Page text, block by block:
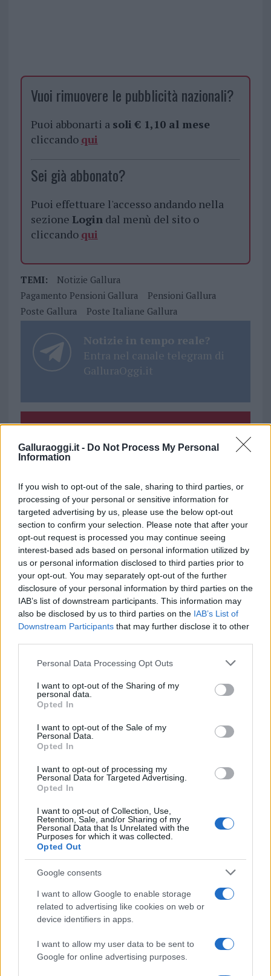
Galluraoggi.it - Do Not Process My Personal
Information
If you wish to opt-out of the sale, sharing to third parties, or
processing of your personal or sensitive information for
targeted advertising by us, please use the below opt-out
section to confirm your selection. Please note that after your
opt-out request is processed you may continue seeing
interest-based ads based on personal information utilized by
us or personal information disclosed to third parties prior to
your opt-out. You may separately opt-out of the further
disclosure of your personal information by third parties on the
IAB’s list of downstream participants. This information may
also be disclosed by us to third parties on the IAB’s List of
Downstream Participants that may further disclose it to other
Please note that this website/app uses one or more Google
not limited to your visit or usage behaviour. You may click to
grant or deny consent to Google and its third-party tags to
use your data for below specified purposes in below Google
consent section.
Personal Data Processing Opt Outs
I want to opt-out of the Sharing of my
personal data.
Opted In
I want to opt-out of the Sale of my
Personal Data.
Opted In
I want to opt-out of processing my
Personal Data for Targeted Advertising.
Opted In
I want to opt-out of Collection, Use,
Retention, Sale, and/or Sharing of my
Personal Data that Is Unrelated with the
Purposes for which it was collected.
Opted Out
Google consents
I want to allow Google to enable storage
related to advertising like cookies on web or
device identifiers in apps.
I want to allow my user data to be sent to
Google for online advertising purposes.
Vuoi rimuovere le pubblicità nazionali?
Puoi abbonarti a soli € 1,10 al mese
cliccando qui
Sei già abbonato?
Puoi effettuare l'accesso andando nella
sezione Logindal menù del sito o
cliccando qui
TEMI:
Notizie Gallura
Pagamento Pensioni Gallura
Pensioni Gallura
Poste Gallura
Poste Italiane Gallura
Notizie in tempo reale?
Entra nel canale telegram di
GalluraOggi.it
i tuoi video e le tue foto
Ricevi le nostre ultime news
daGoogle News
Condividi l'articolo
F
a
ce
b
o
o
k
T
w
it
te
r
Pi
n
te
st
W
h
at
A
p
S
h
a
Articolo precedente
Le previsioni meteo per il weekend a Olbia e in
Gallura
Michelle Hunziker in Gallura, bella anche dal
vivo: un amico vip svela come fa
Calangianus, dopo le polemiche il centro
accoglienza minori chiude
Olbia, divieto di sosta contro spaccio e degrado: